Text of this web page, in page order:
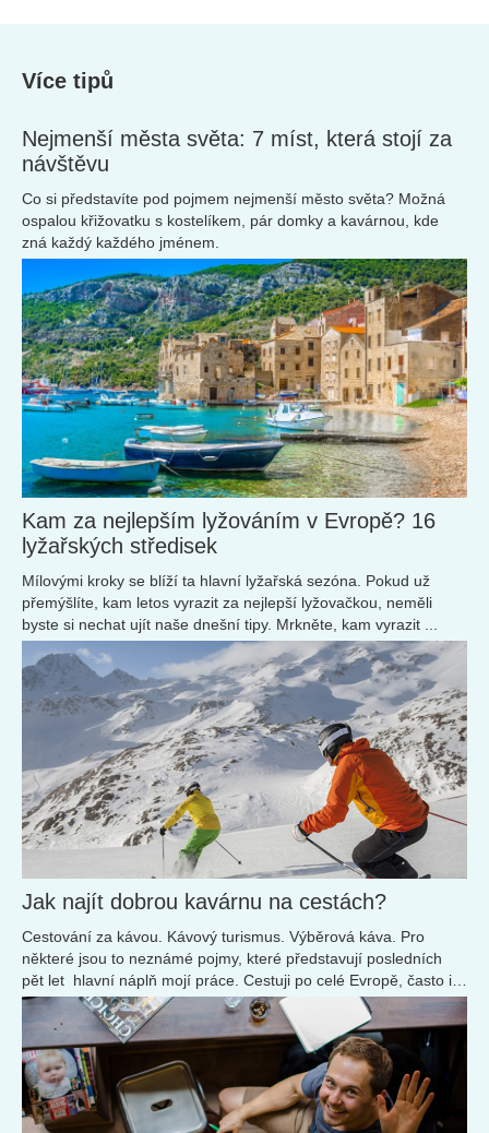
Více tipů
Nejmenší města světa: 7 míst, která stojí za
návštěvu
Co si představíte pod pojmem nejmenší město světa? Možná
ospalou křižovatku s kostelíkem, pár domky a kavárnou, kde
zná každý každého jménem.
Kam za nejlepším lyžováním v Evropě? 16
lyžařských středisek
Mílovými kroky se blíží ta hlavní lyžařská sezóna. Pokud už
přemýšlíte, kam letos vyrazit za nejlepší lyžovačkou, neměli
byste si nechat ujít naše dnešní tipy. Mrkněte, kam vyrazit ...
Jak najít dobrou kavárnu na cestách?
Cestování za kávou. Kávový turismus. Výběrová káva. Pro
některé jsou to neznámé pojmy, které představují posledních
pět let hlavní náplň mojí práce. Cestuji po celé Evropě, často i
za její hranice, a pro vlastní magazín a průvodce European
Coffee Trip objevuji ty nejlepší kavárny.